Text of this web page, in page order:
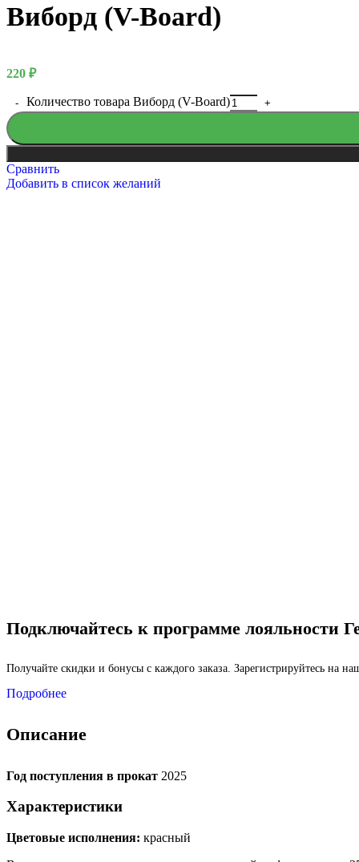
Виборд (V-Board)
220 ₽
Количество товара Виборд (V-Board)
Сравнить
Добавить в список желаний
Подключайтесь к программе лояльности
Получайте скидки и бонусы с каждого заказа. Зарегистрируйтесь на
Подробнее
Описание
Год поступления в прокат 2025
Характеристики
Цветовые исполнения: красный